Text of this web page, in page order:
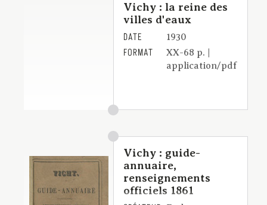
Vichy : la reine des
villes d'eaux
DATE 1930
FORMAT
XX-68 p. |
application/pdf
Vichy : guide-
annuaire,
renseignements
officiels 1861